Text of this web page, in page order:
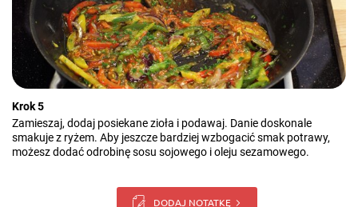
Krok 5
Zamieszaj, dodaj posiekane zioła i podawaj. Danie doskonale
smakuje z ryżem. Aby jeszcze bardziej wzbogacić smak potrawy,
możesz dodać odrobinę sosu sojowego i oleju sezamowego.
DODAJ NOTATKĘ